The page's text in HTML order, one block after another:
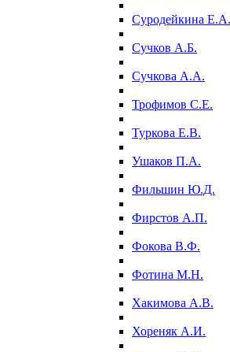
Суродейкина Е.А.
Сучков А.Б.
Сучкова А.А.
Трофимов С.Е.
Туркова Е.В.
Ушаков П.А.
Фильшин Ю.Д.
Фирстов А.П.
Фокова В.Ф.
Фотина М.Н.
Хакимова А.В.
Хореняк А.И.